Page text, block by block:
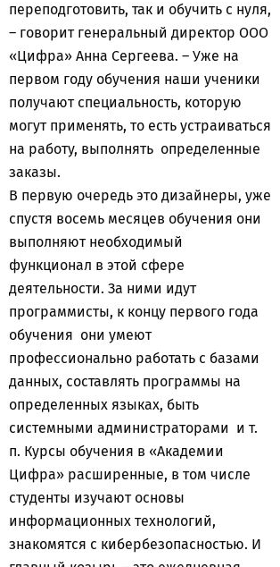
переподготовить, так и обучить с нуля,
– говорит генеральный директор ООО
«Цифра» Анна Сергеева. – Уже на
первом году обучения наши ученики
получают специальность, которую
могут применять, то есть устраиваться
на работу, выполнять определенные
заказы.
В первую очередь это дизайнеры, уже
спустя восемь месяцев обучения они
выполняют необходимый
функционал в этой сфере
деятельности. За ними идут
программисты, к концу первого года
обучения они умеют
профессионально работать с базами
данных, составлять программы на
определенных языках, быть
системными администраторами и т.
п. Курсы обучения в «Академии
Цифра» расширенные, в том числе
студенты изучают основы
информационных технологий,
знакомятся с кибербезопасностью. И